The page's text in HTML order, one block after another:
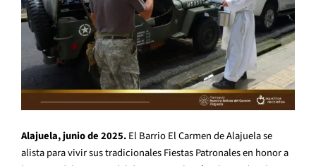
Alajuela, junio de 2025.El Barrio El Carmen de Alajuela se
alista para vivir sus tradicionales Fiestas Patronales en honor a